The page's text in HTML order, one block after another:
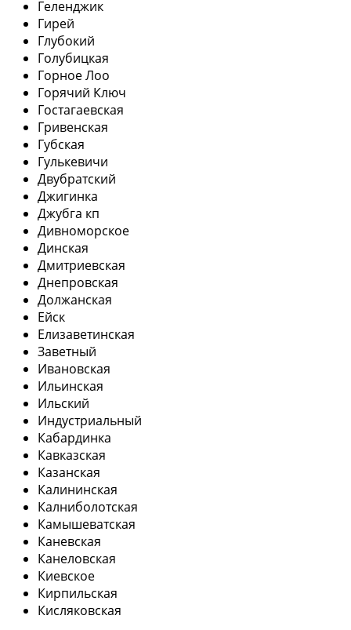
Геленджик
Гирей
Глубокий
Голубицкая
Горное Лоо
Горячий Ключ
Гостагаевская
Гривенская
Губская
Гулькевичи
Двубратский
Джигинка
Джубга кп
Дивноморское
Динская
Дмитриевская
Днепровская
Должанская
Ейск
Елизаветинская
Заветный
Ивановская
Ильинская
Ильский
Индустриальный
Кабардинка
Кавказская
Казанская
Калининская
Калниболотская
Камышеватская
Каневская
Канеловская
Киевское
Кирпильская
Кисляковская